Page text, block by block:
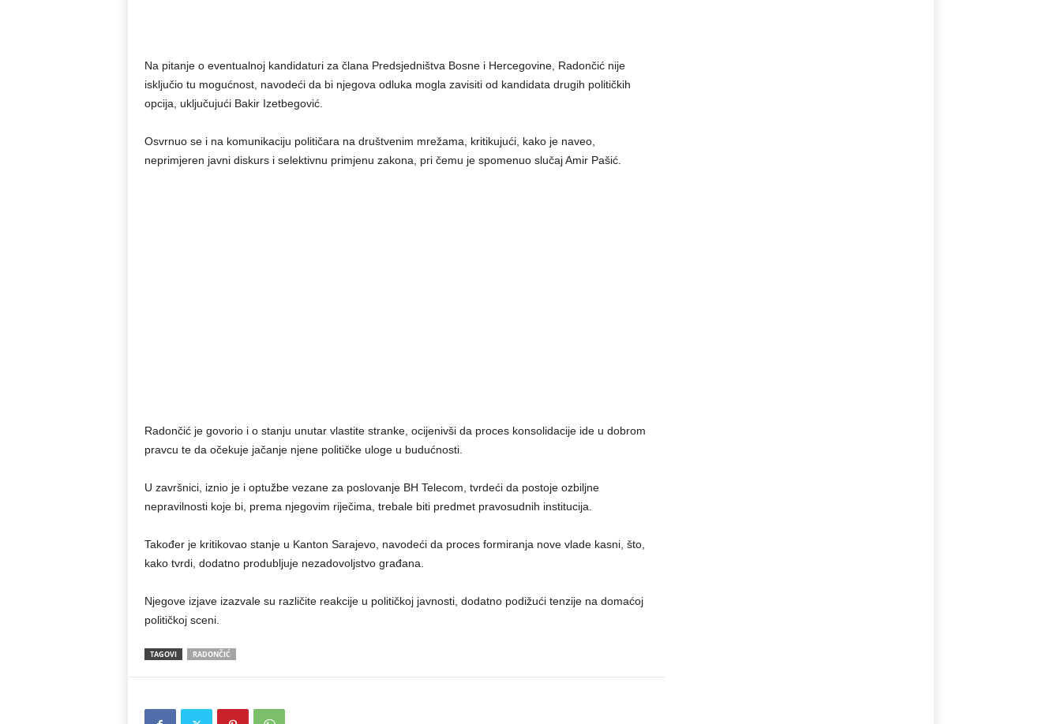
Na pitanje o eventualnoj kandidaturi za člana Predsjedništva Bosne i Hercegovine, Radončić nije
isključio tu mogućnost, navodeći da bi njegova odluka mogla zavisiti od kandidata drugih političkih
opcija, uključujući Bakir Izetbegović.
Osvrnuo se i na komunikaciju političara na društvenim mrežama, kritikujući, kako je naveo,
neprimjeren javni diskurs i selektivnu primjenu zakona, pri čemu je spomenuo slučaj Amir Pašić.
Radončić je govorio i o stanju unutar vlastite stranke, ocijenivši da proces konsolidacije ide u dobrom
pravcu te da očekuje jačanje njene političke uloge u budućnosti.
U završnici, iznio je i optužbe vezane za poslovanje BH Telecom, tvrdeći da postoje ozbiljne
nepravilnosti koje bi, prema njegovim riječima, trebale biti predmet pravosudnih institucija.
Također je kritikovao stanje u Kanton Sarajevo, navodeći da proces formiranja nove vlade kasni, što,
kako tvrdi, dodatno produbljuje nezadovoljstvo građana.
Njegove izjave izazvale su različite reakcije u političkoj javnosti, dodatno podižući tenzije na domaćoj
političkoj sceni.
TAGOVI RADONČIĆ